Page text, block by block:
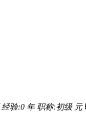
经验:0 年 职称:初级 元